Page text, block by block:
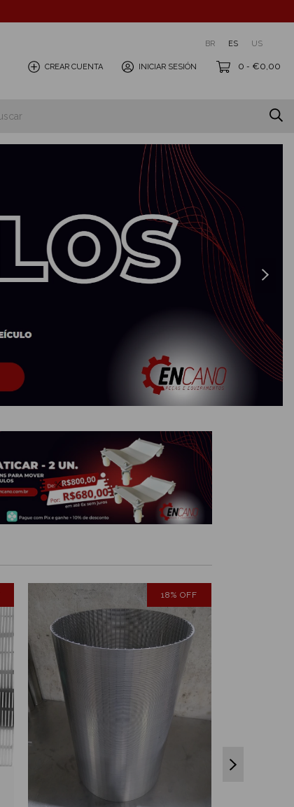
BR ES US
CREAR CUENTA INICIAR SESIÓN 0 - €0,00
18% OFF